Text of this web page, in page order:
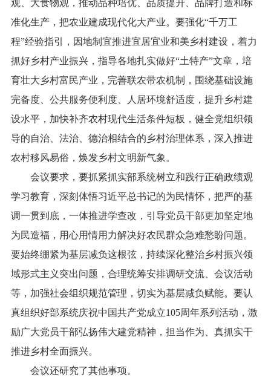
观、大食物观，推动品种培优、品质提升、品牌打造和标
准化生产，把农业建成现代化大产业。要强化“千万工
程”经验指引，因地制宜推进宜居宜业和美乡村建设，着力
抓好乡村产业振兴，指导各地扎实做好“土特产”文章，培
育壮大乡村富民产业，完善联农带农机制，围绕基础设施
完备度、公共服务便利度、人居环境舒适度，提升乡村建
设水平，加快补齐农村现代生活条件短板，健全党组织领
导的自治、法治、德治相结合的乡村治理体系，深入推进
农村移风易俗，焕发乡村文明新气象。
会议要求，要抓紧抓实部系统树立和践行正确政绩观
学习教育，深刻体悟习近平总书记的为民情怀，把严的基
调一贯到底，一体推进学查改，引导党员干部更加坚定地
为民造福，用心用情用力解决好农民群众急难愁盼问题。
要始终绷紧为基层减负这根弦，持续深化整治乡村振兴领
域形式主义突出问题，合理统筹安排调研交流、会议活动
等，加强社会组织规范管理，切实为基层减负赋能。要认
真组织好部系统庆祝中国共产党成立105周年系列活动，激
励广大党员干部弘扬伟大建党精神，担当作为、真抓实干
推进乡村全面振兴。
会议还研究了其他事项。